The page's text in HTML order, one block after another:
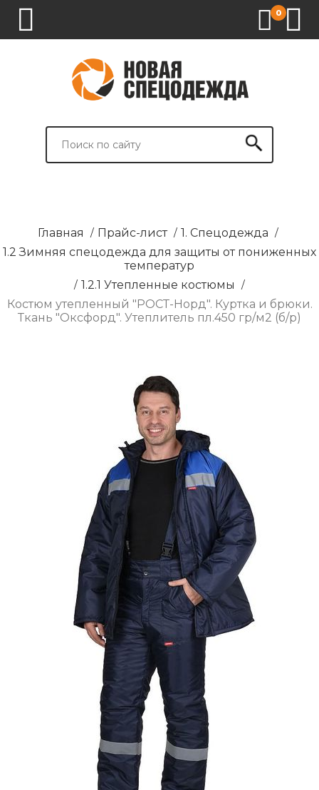
0
СПЕЦОДЕЖДА
СПЕЦОБУВЬ
СРЕДСТВА
ВСПОМОГАТЕЛЬНЫЕ
БРЕНДИРОВАНИЕ
Главная / Прайс-лист / 1. Спецодежда /
1.2 Зимняя спецодежда для защиты от пониженных
температур
/ 1.2.1 Утепленные костюмы /
Костюм утепленный "РОСТ-Норд". Куртка и брюки.
Ткань "Оксфорд". Утеплитель пл.450 гр/м2 (б/р)